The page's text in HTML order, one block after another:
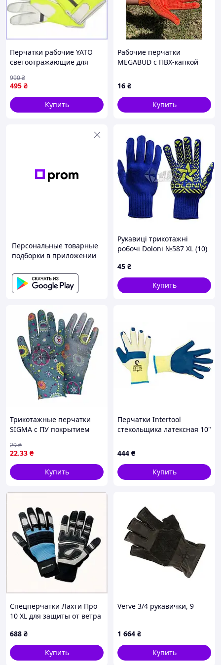
Перчатки рабочие YATO
светоотражающие для
синтетической кожи и
ткани размер 10
495 ₴
990₴
Купить
Рабочие перчатки
MEGABUD с ПВХ-капкой
Опт от 50 шт
16 ₴
Купить
Персональные товарные
подборки в приложении
Рукавиці трикотажні
робочі Doloni №587 XL (10)
45 ₴
Купить
Трикотажные перчатки
SIGMA с ПУ покрытием
22.33 ₴
29₴
Купить
Перчатки Intertool
стекольщика латексная 10"
444 ₴
Купить
Спецперчатки Лахти Про
10 XL для защиты от ветра
688 ₴
Купить
Verve 3/4 рукавички, 9
1 664 ₴
Купить